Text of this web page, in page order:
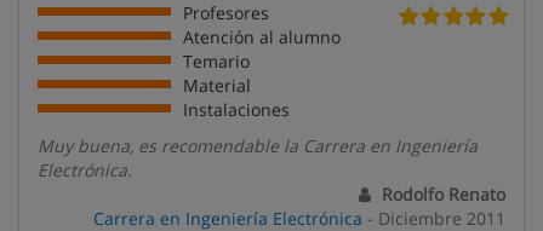
Profesores
Atención al alumno
Temario
Material
Instalaciones
Muy buena, es recomendable la Carrera en Ingeniería
Electrónica.
Rodolfo Renato
Carrera en Ingeniería Electrónica - Diciembre 2011